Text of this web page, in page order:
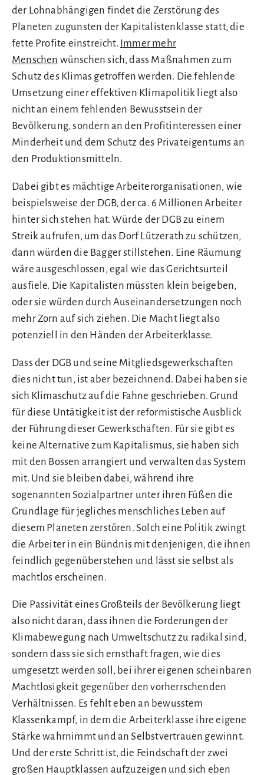
der Lohnabhängigen findet die Zerstörung des
Planeten zugunsten der Kapitalistenklasse statt, die
fette Profite einstreicht. Immer mehr
Menschen wünschen sich, dass Maßnahmen zum
Schutz des Klimas getroffen werden. Die fehlende
Umsetzung einer effektiven Klimapolitik liegt also
nicht an einem fehlenden Bewusstsein der
Bevölkerung, sondern an den Profitinteressen einer
Minderheit und dem Schutz des Privateigentums an
den Produktionsmitteln.
Dabei gibt es mächtige Arbeiterorganisationen, wie
beispielsweise der DGB, der ca. 6 Millionen Arbeiter
hinter sich stehen hat. Würde der DGB zu einem
Streik aufrufen, um das Dorf Lützerath zu schützen,
dann würden die Bagger stillstehen. Eine Räumung
wäre ausgeschlossen, egal wie das Gerichtsurteil
ausfiele. Die Kapitalisten müssten klein beigeben,
oder sie würden durch Auseinandersetzungen noch
mehr Zorn auf sich ziehen. Die Macht liegt also
potenziell in den Händen der Arbeiterklasse.
Dass der DGB und seine Mitgliedsgewerkschaften
dies nicht tun, ist aber bezeichnend. Dabei haben sie
sich Klimaschutz auf die Fahne geschrieben. Grund
für diese Untätigkeit ist der reformistische Ausblick
der Führung dieser Gewerkschaften. Für sie gibt es
keine Alternative zum Kapitalismus, sie haben sich
mit den Bossen arrangiert und verwalten das System
mit. Und sie bleiben dabei, während ihre
sogenannten Sozialpartner unter ihren Füßen die
Grundlage für jegliches menschliches Leben auf
diesem Planeten zerstören. Solch eine Politik zwingt
die Arbeiter in ein Bündnis mit denjenigen, die ihnen
feindlich gegenüberstehen und lässt sie selbst als
machtlos erscheinen.
Die Passivität eines Großteils der Bevölkerung liegt
also nicht daran, dass ihnen die Forderungen der
Klimabewegung nach Umweltschutz zu radikal sind,
sondern dass sie sich ernsthaft fragen, wie dies
umgesetzt werden soll, bei ihrer eigenen scheinbaren
Machtlosigkeit gegenüber den vorherrschenden
Verhältnissen. Es fehlt eben an bewusstem
Klassenkampf, in dem die Arbeiterklasse ihre eigene
Stärke wahrnimmt und an Selbstvertrauen gewinnt.
Und der erste Schritt ist, die Feindschaft der zwei
großen Hauptklassen aufzuzeigen und sich eben